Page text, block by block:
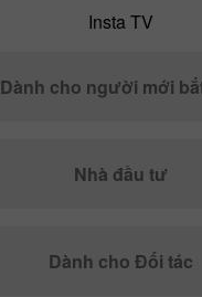
Insta TV
Dành cho người mới
Nhà đầu tư
Dành cho Đối tác